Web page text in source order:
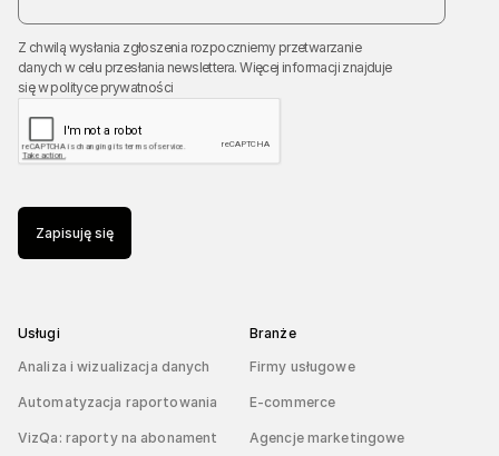
Z chwilą wysłania zgłoszenia rozpoczniemy przetwarzanie
danych w celu przesłania newslettera. Więcej informacji znajduje
się wpolityce prywatności
Zapisuję się
Usługi
Analiza i wizualizacja danych
Automatyzacja raportowania
VizQa: raporty na abonament
Branże
Firmy usługowe
E-commerce
Agencje marketingowe